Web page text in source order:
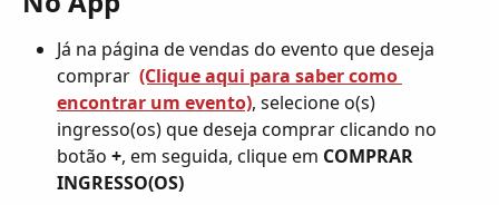
Já na página de vendas do evento que deseja
comprar (Clique aqui para saber como
encontrar um evento), selecione o(s)
ingresso(os) que deseja comprar clicando no
botão +, em seguida, clique em COMPRAR
INGRESSO(OS)